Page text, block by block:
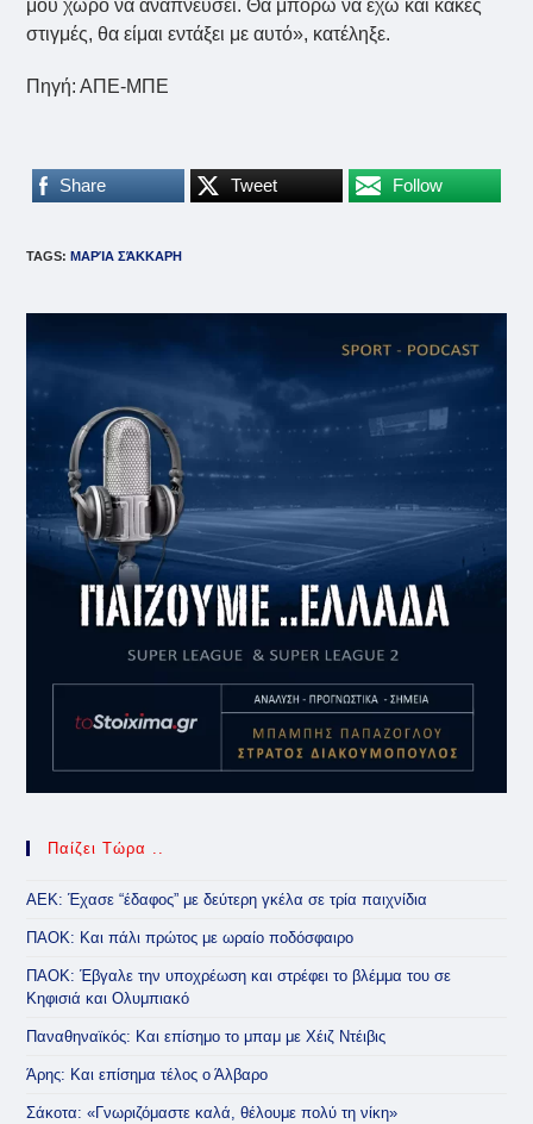
μου χώρο να αναπνεύσει. Θα μπορώ να έχω και κακές
στιγμές, θα είμαι εντάξει με αυτό», κατέληξε.
Πηγή: ΑΠΕ-ΜΠΕ
Share Tweet Follow
TAGS:ΜΑΡΊΑ ΣΆΚΚΑΡΗ
Παίζει Τώρα ..
ΑΕΚ: Έχασε “έδαφος” με δεύτερη γκέλα σε τρία παιχνίδια
ΠΑΟΚ: Και πάλι πρώτος με ωραίο ποδόσφαιρο
ΠΑΟΚ: Έβγαλε την υποχρέωση και στρέφει το βλέμμα του σε
Κηφισιά και Ολυμπιακό
Παναθηναϊκός: Και επίσημο το μπαμ με Χέιζ Ντέιβις
Άρης: Και επίσημα τέλος ο Άλβαρο
Σάκοτα: «Γνωριζόμαστε καλά, θέλουμε πολύ τη νίκη»